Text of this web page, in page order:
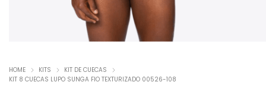
HOME KITS
KIT DE CUECAS
KIT 8 CUECAS LUPO SUNGA FIO TEXTURIZADO 00526-108